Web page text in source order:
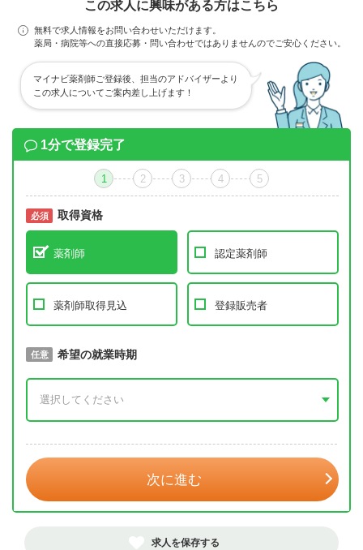
この求人に興味がある方はこちら
無料で求人情報をお問い合わせいただけます。
薬局・病院等への直接応募・問い合わせではありませんのでご安心ください。
マイナビ薬剤師ご登録後、担当のアドバイザーより
この求人についてご案内差し上げます！
1分で登録完了
1 2 3 4 5
必須 取得資格
薬剤師 認定薬剤師
薬剤師取得見込 登録販売者
必須 取得予定年
任意 希望の就業時期
次に進む
求人を保存する